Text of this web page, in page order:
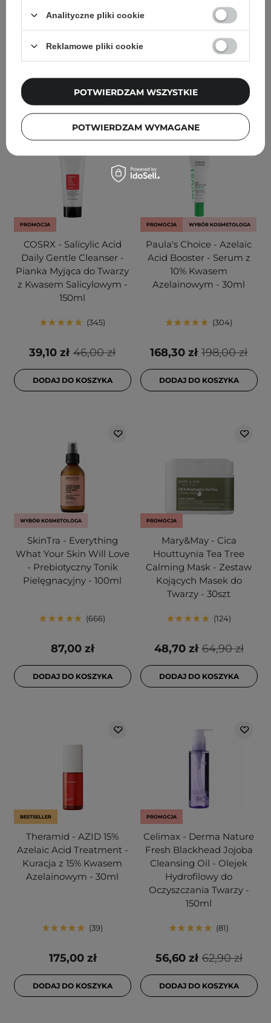
104
109,00 zł
PROMOCJA
COSRX - Salicylic Acid
Daily Gentle Cleanser -
Pianka Myjąca do Twarzy
z Kwasem Salicylowym -
150ml
345
46,00 zł
39,10 zł
DODAJ DO KOSZYKA
PROMOCJA WYBÓR KOSMETOLOGA
Paula's Choice - Azelaic
Acid Booster - Serum z
10% Kwasem
Azelainowym - 30ml
304
198,00 zł
168,30 zł
DODAJ DO KOSZYKA
WYBÓR KOSMETOLOGA
SkinTra - Everything
What Your Skin Will Love
- Prebiotyczny Tonik
Pielęgnacyjny - 100ml
666
87,00 zł
DODAJ DO KOSZYKA
PROMOCJA
Mary&May - Cica
Houttuynia Tea Tree
Calming Mask - Zestaw
Kojących Masek do
Twarzy - 30szt
124
64,90 zł
48,70 zł
DODAJ DO KOSZYKA
BESTSELLER
Theramid - AZID 15%
Azelaic Acid Treatment -
Kuracja z 15% Kwasem
Azelainowym - 30ml
39
175,00 zł
DODAJ DO KOSZYKA
PROMOCJA
Celimax - Derma Nature
Fresh Blackhead Jojoba
Cleansing Oil - Olejek
Hydrofilowy do
Oczyszczania Twarzy -
150ml
81
62,90 zł
56,60 zł
DODAJ DO KOSZYKA
Analityczne pliki cookie
Reklamowe pliki cookie
POTWIERDZAM WYMAGANE
POTWIERDZAM WSZYSTKIE